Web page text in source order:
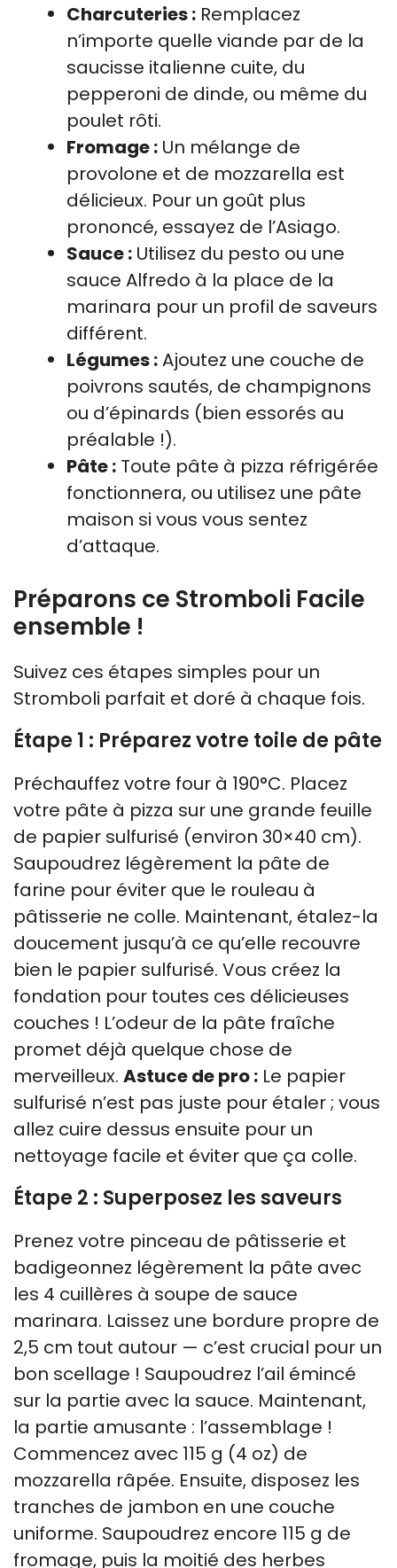
Charcuteries : Remplacez
n’importe quelle viande par de la
saucisse italienne cuite, du
pepperoni de dinde, ou même du
poulet rôti.
Fromage : Un mélange de
provolone et de mozzarella est
délicieux. Pour un goût plus
prononcé, essayez de l’Asiago.
Sauce : Utilisez du pesto ou une
sauce Alfredo à la place de la
marinara pour un profil de saveurs
différent.
Légumes :Ajoutez une couche de
poivrons sautés, de champignons
ou d’épinards (bien essorés au
préalable !).
Pâte : Toute pâte à pizza réfrigérée
fonctionnera, ou utilisez une pâte
maison si vous vous sentez
d’attaque.
Préparons ce Stromboli Facile
ensemble !
Suivez ces étapes simples pour un
Stromboli parfait et doré à chaque fois.
Étape 1 : Préparez votre toile de pâte
Préchauffez votre four à 190°C. Placez
votre pâte à pizza sur une grande feuille
de papier sulfurisé (environ 30×40 cm).
Saupoudrez légèrement la pâte de
farine pour éviter que le rouleau à
pâtisserie ne colle. Maintenant, étalez-la
doucement jusqu’à ce qu’elle recouvre
bien le papier sulfurisé. Vous créez la
fondation pour toutes ces délicieuses
couches ! L’odeur de la pâte fraîche
promet déjà quelque chose de
merveilleux. Astuce de pro : Le papier
sulfurisé n’est pas juste pour étaler ; vous
allez cuire dessus ensuite pour un
nettoyage facile et éviter que ça colle.
Étape 2 : Superposez les saveurs
Prenez votre pinceau de pâtisserie et
badigeonnez légèrement la pâte avec
les 4 cuillères à soupe de sauce
marinara. Laissez une bordure propre de
2,5 cm tout autour — c’est crucial pour un
bon scellage ! Saupoudrez l’ail émincé
sur la partie avec la sauce. Maintenant,
la partie amusante : l’assemblage !
Commencez avec 115 g (4 oz) de
mozzarella râpée. Ensuite, disposez les
tranches de jambon en une couche
uniforme. Saupoudrez encore 115 g de
fromage, puis la moitié des herbes